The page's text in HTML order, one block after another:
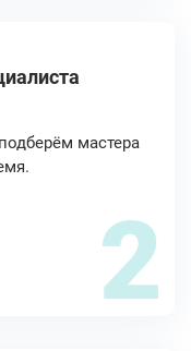
мастера
2